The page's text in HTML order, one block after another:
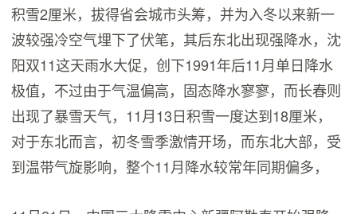
积雪2厘米，拔得省会城市头筹，并为入冬以来新一
波较强冷空气埋下了伏笔，其后东北出现强降水，沈
阳双11这天雨水大促，创下1991年后11月单日降水
极值，不过由于气温偏高，固态降水寥寥，而长春则
出现了暴雪天气，11月13日积雪一度达到18厘米，
对于东北而言，初冬雪季激情开场，而东北大部，受
到温带气旋影响，整个11月降水较常年同期偏多，